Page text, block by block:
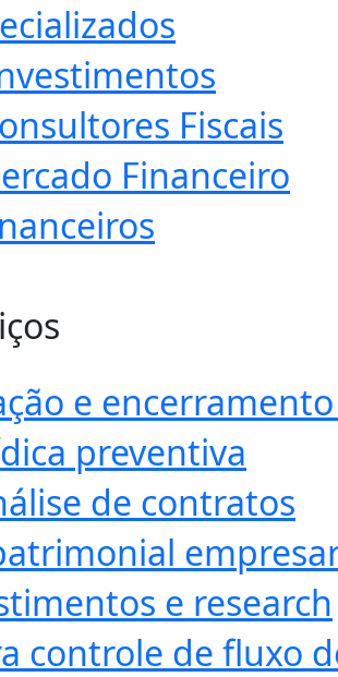
Fiscais
Financeiro
e
preventiva
de contratos
e research
controle de fluxo